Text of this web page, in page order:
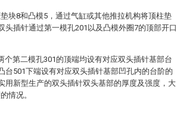
块8和凸模5，通过气缸或其他推拉机构将顶柱垫
头插针通过第一模孔201以及凸模外圈7的顶部开口
个第二模孔301的顶端均设有对应双头插针基部台
台501下端设有对应双头插针基部凹孔内的台阶的
用新型生产的双头插针双头基部的厚度及强度，大
情况。